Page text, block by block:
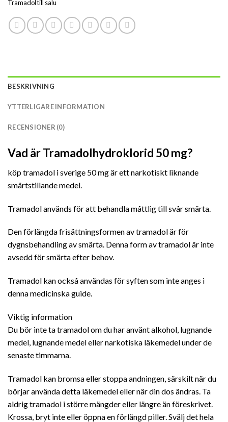
Tramadol till salu
BESKRIVNING
YTTERLIGARE INFORMATION
RECENSIONER (0)
Vad är Tramadolhydroklorid 50 mg?
köp tramadol i sverige 50 mg är ett narkotiskt liknande
smärtstillande medel.
Tramadol används för att behandla måttlig till svår smärta.
Den förlängda frisättningsformen av tramadol är för
dygnsbehandling av smärta. Denna form av tramadol är inte
avsedd för smärta efter behov.
Tramadol kan också användas för syften som inte anges i
denna medicinska guide.
Viktig information
Du bör inte ta tramadol om du har använt alkohol, lugnande
medel, lugnande medel eller narkotiska läkemedel under de
senaste timmarna.
Tramadol kan bromsa eller stoppa andningen, särskilt när du
börjar använda detta läkemedel eller när din dos ändras. Ta
aldrig tramadol i större mängder eller längre än föreskrivet.
Krossa, bryt inte eller öppna en förlängd piller. Svälj det hela